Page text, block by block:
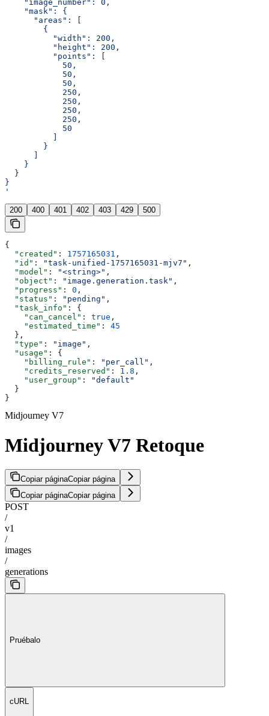
    "image_number": 0,
    "mask": {
      "areas": [
        {
          "width": 200,
          "height": 200,
          "points": [
            50,
            50,
            50,
            250,
            250,
            250,
            250,
            50
        }
    }
  }
}
'
200 400 401 402 403 429 500
{
  "created"
: 1757165031 ,
  "id"
: "task-unified-1757165031-mjv7" ,
  "model"
: "<string>" ,
  "object"
: "image.generation.task" ,
  "progress"
: 0 ,
  "status"
: "pending" ,
  "task_info"
: {
    "can_cancel"
: true ,
    "estimated_time"
: 45
  },
  "type"
: "image" ,
  "usage"
: {
    "billing_rule"
: "per_call" ,
    "credits_reserved"
: 1.8 ,
    "user_group"
:
"default"
  }
}
Midjourney V7
Midjourney V7 Retoque
Copiar páginaCopiar página
Copiar páginaCopiar página
POST
/
v1
/
images
/
generations
Pruébalo
cURL